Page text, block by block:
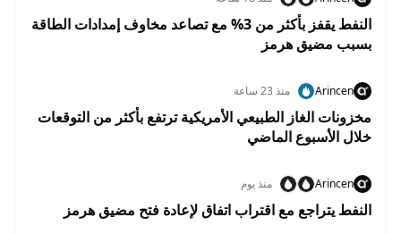
النفط يقفز بأكثر من 3% مع تصاعد مخاوف إمدادات الطاقة
بسبب مضيق هرمز
Arincen منذ 23 ساعة
مخزونات الغاز الطبيعي الأمريكية ترتفع بأكثر من التوقعات
خلال الأسبوع الماضي
Arincen منذ يوم
النفط يتراجع مع اقتراب اتفاق لإعادة فتح مضيق هرمز